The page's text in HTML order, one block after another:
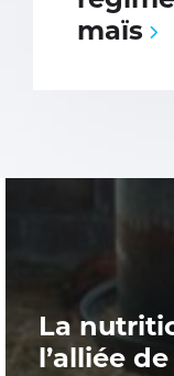
maïs
La
l’alliée